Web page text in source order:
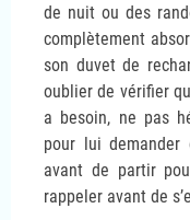
de nuit ou des
complètement
son duvet de
oublier de vérifier
a besoin, ne pas
pour lui demander
avant de partir
rappeler avant de